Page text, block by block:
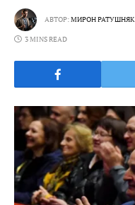
АВТОР:МИРОН РАТУШНЯК
3 MINS READ